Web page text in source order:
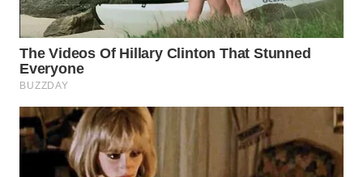
WAHANA
KONSUMEN
WAHANA
LISTRIK
WAHANA
TRAVEL